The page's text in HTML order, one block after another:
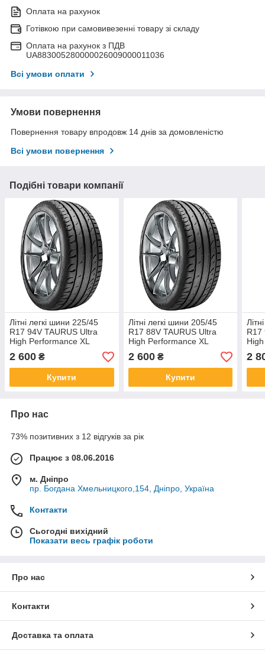
Оплата на рахунок
Готівкою при самовивезенні товару зі складу
Оплата на рахунок з ПДВ
UA883005280000026009000011036
Всі умови оплати
Умови повернення
Повернення товару впродовж 14 днів за домовленістю
Всі умови повернення
Подібні товари компанії
Літні легкі шини 225/45
R17 94V TAURUS Ultra
High Performance XL
2 600 ₴
Купити
Літні легкі шини 205/45
R17 88V TAURUS Ultra
High Performance XL
2 600₴
Купити
R17
2
Про нас
73% позитивних з 12 відгуків за рік
Працює з 08.06.2016
м. Дніпро
пр. Богдана Хмельницкого,154, Дніпро, Україна
Контакти
Сьогодні вихідний
Показати весь графік роботи
Про нас
Контакти
Доставка та оплата